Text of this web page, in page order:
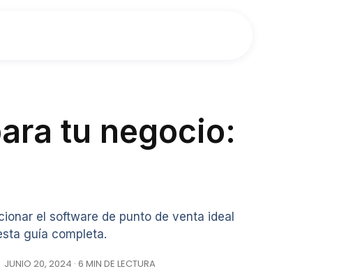
tu negocio:
el software de punto de venta ideal
guía completa.
JUNIO 20, 2024 · 6 MIN DE LECTURA